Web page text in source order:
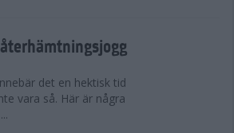
det en hektisk tid
vara så. Här är några